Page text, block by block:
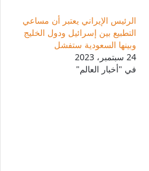
الرئيس الإيراني يعتبر أن مساعي
التطبيع بين إسرائيل ودول الخليج
وبينها السعودية ستفشل
24 سبتمبر، 2023
في "أخبار العالم"